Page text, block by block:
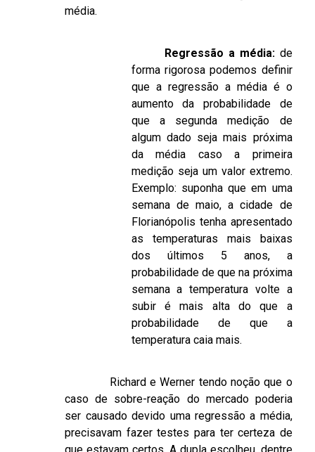
média.
Regressão a média:de
forma rigorosa podemos definir
que a regressão a média é o
aumento da probabilidade de
que a segunda medição de
algum dado seja mais próxima
da média caso a primeira
medição seja um valor extremo.
Exemplo: suponha que em uma
semana de maio, a cidade de
Florianópolis tenha apresentado
as temperaturas mais baixas
dos últimos 5 anos, a
probabilidade de que na próxima
semana a temperatura volte a
subir é mais alta do que a
probabilidade de que a
temperatura caia mais.
Richard e Werner tendo noção que o
caso de sobre-reação do mercado poderia
ser causado devido uma regressão a média,
precisavam fazer testes para ter certeza de